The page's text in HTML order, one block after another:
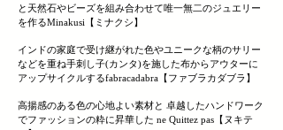
と天然石やビーズを組み合わせて唯一無二のジュエリー
を作るMinakusi【ミナクシ】
インドの家庭で受け継がれた色やユニークな柄のサリー
などを重ね手刺し子(カンタ)を施した布からアウターに
アップサイクルするfabracadabra【ファブラカダブラ】
高揚感のある色の心地よい素材と 卓越したハンドワーク
でファッションの粋に昇華した ne Quittez pas【ヌキテ